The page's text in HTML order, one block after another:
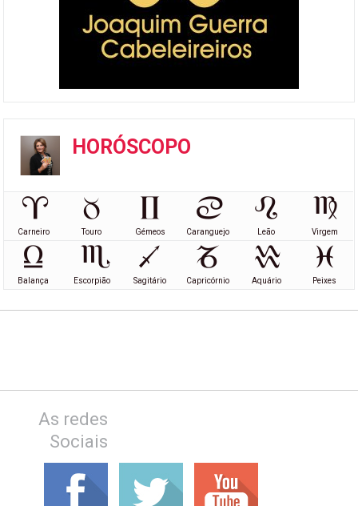
HORÓSCOPO
Carneiro Touro Gémeos Caranguejo Leão Virgem
Balança Escorpião Sagitário Capricórnio Aquário Peixes
As redes
Sociais